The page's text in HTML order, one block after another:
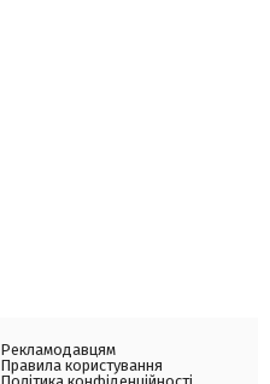
Рекламодавцям
Правила користування